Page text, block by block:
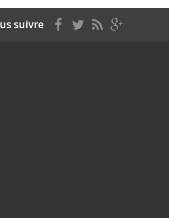
suivre